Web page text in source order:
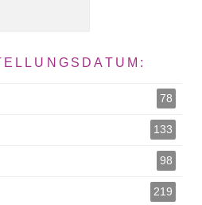
78
133
98
219